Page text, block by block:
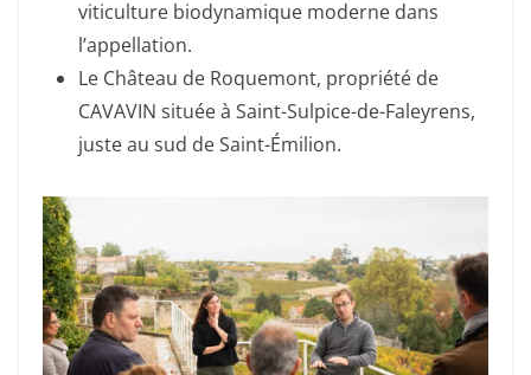
viticulture biodynamique moderne dans
l’appellation.
Le Château de Roquemont, propriété de
CAVAVIN située à Saint-Sulpice-de-Faleyrens,
juste au sud de Saint-Émilion.